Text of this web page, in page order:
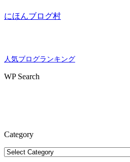
にほんブログ村
人気ブログランキング
WP Search
Category
Category